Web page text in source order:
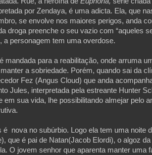
por Zendaya, é uma adicta. Ela, que
se envolve nos maiores perigos, anda
droga preenche o seu vazio com “aqueles
a personagem tem uma overdose.
mandada para a reabilitação, onde arruma
a sobriedade. Porém, quando sai da
Fez (Angus Cloud) que anda
Jules, interpretada pela estreante Hunter
em sua vida, lhe possibilitando almejar pelo
é  nova no subúrbio. Logo ela tem uma noite
que é pai de Natan(Jacob Elordi), o algoz
O jovem senhor que aparenta manter uma